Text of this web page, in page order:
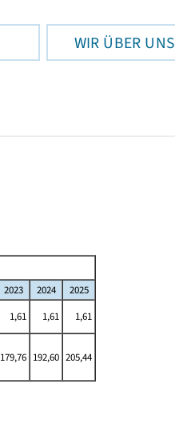
WIR ÜBER UNS
2023 2024
2025
1,61 1,61
1,61
179,76 192,60 205,44